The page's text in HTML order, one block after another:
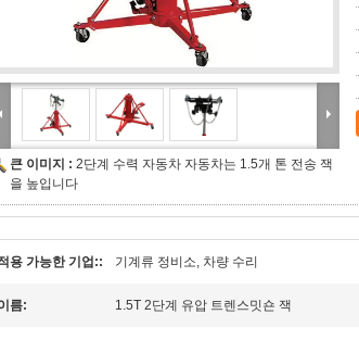
큰 이미지 : 2단계 수력 자동차 자동차는 1.5개 톤 전송 잭
을 높입니다
용 가능한 기업:: 기계류 정비소, 차량 수리
름: 1.5T 2단계 유압 트렌스밋숀 잭